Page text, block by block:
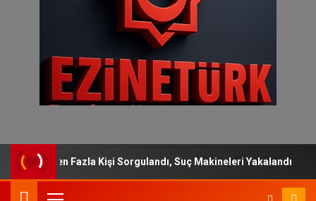
58 Binden Fazla Kişi Sorgulandı, Suç Makineleri Yakalandı